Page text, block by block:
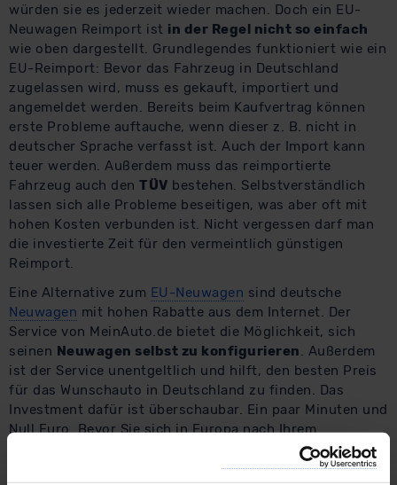
würden sie es jederzeit wieder machen. Doch ein EU-
Neuwagen Reimport ist in der Regel nicht so einfach
wie oben dargestellt. Grundlegendes funktioniert wie ein
EU-Reimport: Bevor das Fahrzeug in Deutschland
zugelassen wird, muss es gekauft, importiert und
angemeldet werden. Bereits beim Kaufvertrag können
erste Probleme auftauche, wenn dieser z. B. nicht in
deutscher Sprache verfasst ist. Auch der Import kann
teuer werden. Außerdem muss das reimportierte
Fahrzeug auch den TÜV bestehen. Selbstverständlich
lassen sich alle Probleme beseitigen, was aber oft mit
hohen Kosten verbunden ist. Nicht vergessen darf man
die investierte Zeit für den vermeintlich günstigen
Reimport.
Eine Alternative zum EU-Neuwagen sind deutsche
Neuwagen mit hohen Rabatte aus dem Internet. Der
Service von MeinAuto.de bietet die Möglichkeit, sich
seinen Neuwagen selbst zu konfigurieren . Außerdem
ist der Service unentgeltlich und hilft, den besten Preis
für das Wunschauto in Deutschland zu finden. Das
Investment dafür ist überschaubar. Ein paar Minuten und
Null Euro. Bevor Sie sich in Europa nach Ihrem
Neuwagen umsehen, lohnt es sich, diese Zeit zu
investieren, um zu sehen, was Ihr Auto in Deutschland